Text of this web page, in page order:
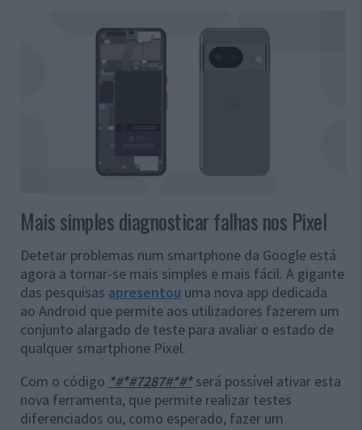
Mais simples diagnosticar falhas nos Pixel
Detetar problemas num smartphone da Google está
agora a tornar-se mais simples e mais fácil. A gigante
das pesquisas apresentou uma nova app dedicada
ao Android que permite aos utilizadores fazerem um
conjunto alargado de teste para avaliar o estado de
qualquer smartphone Pixel.
Com o código *#*#7287#*#*será possível ativar esta
nova ferramenta, que permite realizar testes
diferenciados ou, como esperado, fazer um